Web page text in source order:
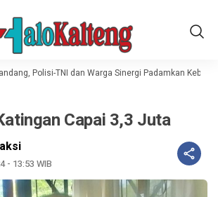
Polisi-TNI dan Warga Sinergi Padamkan
Capai 3,3 Juta
- 13:53 WIB